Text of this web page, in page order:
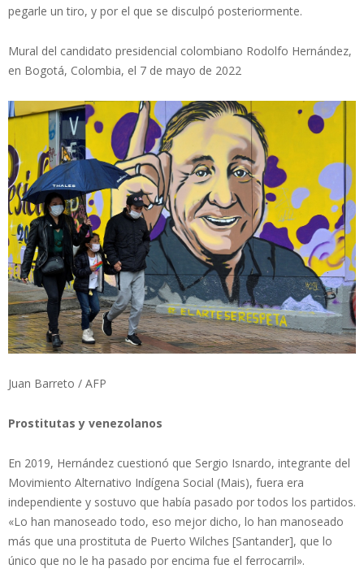
pegarle un tiro, y por el que se disculpó posteriormente.
Mural del candidato presidencial colombiano Rodolfo Hernández,
en Bogotá, Colombia, el 7 de mayo de 2022
Juan Barreto / AFP
Prostitutas y venezolanos
En 2019, Hernández cuestionó que Sergio Isnardo, integrante del
Movimiento Alternativo Indígena Social (Mais), fuera era
independiente y sostuvo que había pasado por todos los partidos.
«Lo han manoseado todo, eso mejor dicho, lo han manoseado
más que una prostituta de Puerto Wilches [Santander], que lo
único que no le ha pasado por encima fue el ferrocarril».